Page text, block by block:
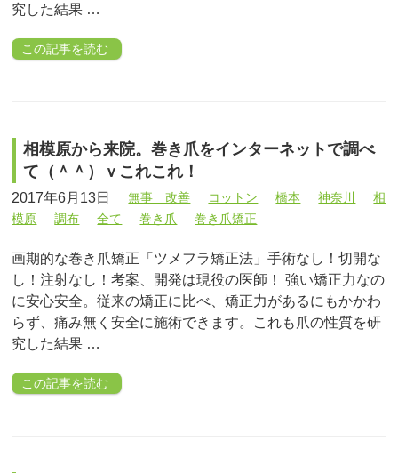
究した結果 …
この記事を読む
相模原から来院。巻き爪をインターネットで調べ
て（＾＾）ｖこれこれ！
2017年6月13日 無事 改善 コットン 橋本 神奈川
相
模原
調布 全て 巻き爪 巻き爪矯正
画期的な巻き爪矯正「ツメフラ矯正法」手術なし！切開な
し！注射なし！考案、開発は現役の医師！ 強い矯正力なの
に安心安全。従来の矯正に比べ、矯正力があるにもかかわ
らず、痛み無く安全に施術できます。これも爪の性質を研
究した結果 …
この記事を読む